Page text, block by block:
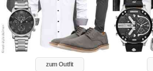
zum Outfit